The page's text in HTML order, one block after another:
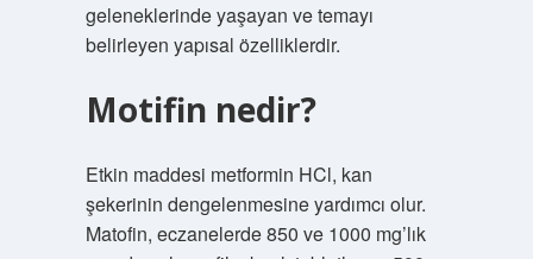
geleneklerinde yaşayan ve temayı
belirleyen yapısal özelliklerdir.
Motifin nedir?
Etkin maddesi metformin HCl, kan
şekerinin dengelenmesine yardımcı olur.
Matofin, eczanelerde 850 ve 1000 mg’lık